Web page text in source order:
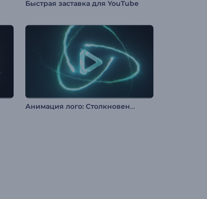
Быстрая заставка для YouTube
Анимация лого: Столкновение частиц